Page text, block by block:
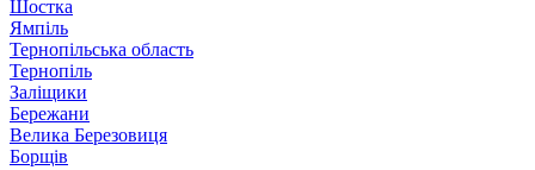
Шостка
Ямпіль
Тернопільська область
Тернопіль
Заліщики
Бережани
Велика Березовиця
Борщів